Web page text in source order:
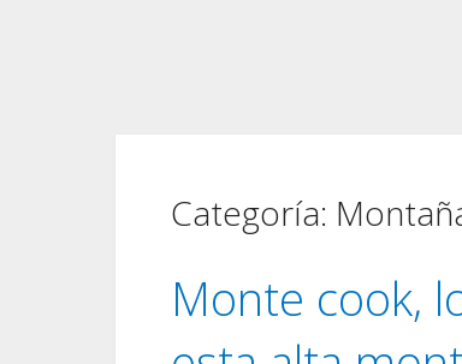
Categoría:
Monte cook,